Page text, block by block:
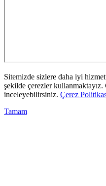
Sitemizde sizlere daha iyi
şekilde çerezler kullanmaktayız.
inceleyebilirsiniz. Çerez
Tamam